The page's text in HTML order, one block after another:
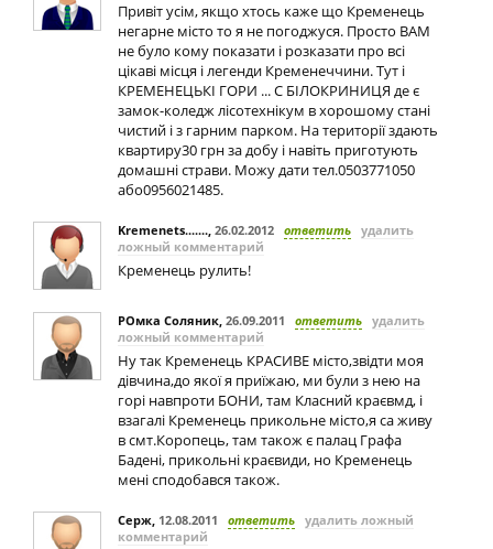
Привіт усім, якщо хтось каже що Кременець
негарне місто то я не погоджуся. Просто ВАМ
не було кому показати і розказати про всі
цікаві місця і легенди Кременеччини. Тут і
КРЕМЕНЕЦЬКІ ГОРИ ... С БІЛОКРИНИЦЯ де є
замок-коледж лісотехнікум в хорошому стані
чистий і з гарним парком. На території здають
квартиру30 грн за добу і навіть приготують
домашні страви. Можу дати тел.0503771050
або0956021485.
Kremenets......., 26.02.2012 ответить удалить
ложный комментарий
Кременець рулить!
РОмка Соляник, 26.09.2011 ответить удалить
ложный комментарий
Ну так Кременець КРАСИВЕ місто,звідти моя
дівчина,до якої я приїжаю, ми були з нею на
горі навпроти БОНИ, там Класний краєвмд, і
взагалі Кременець прикольне місто,я са живу
в смт.Коропець, там також є палац Графа
Бадені, прикольні краєвиди, но Кременець
мені сподобався також.
Серж, 12.08.2011 ответить удалить ложный
комментарий